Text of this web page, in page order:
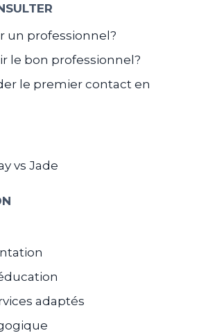
un professionnel?
le bon professionnel?
le premier contact en
vs Jade
adaptés